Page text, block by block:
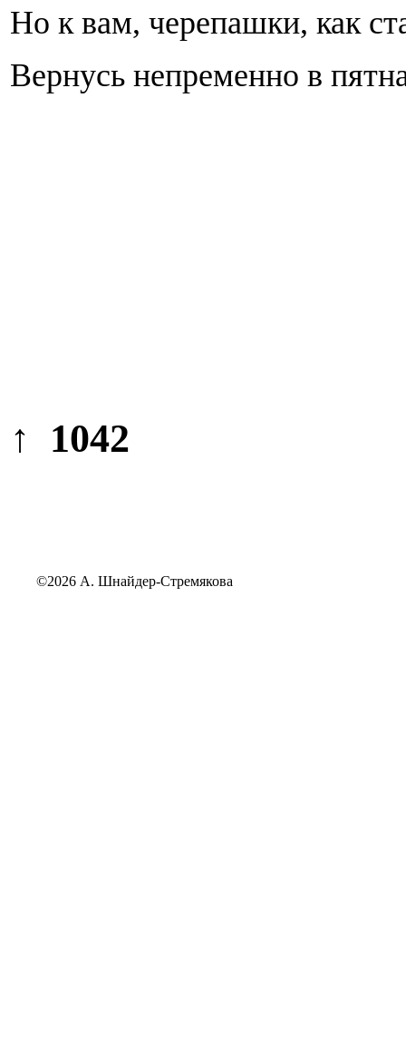
Но к вам, черепашки, как
Вернусь непременно в
↑ 1042
©2026 А. Шнайдер-Стремякова